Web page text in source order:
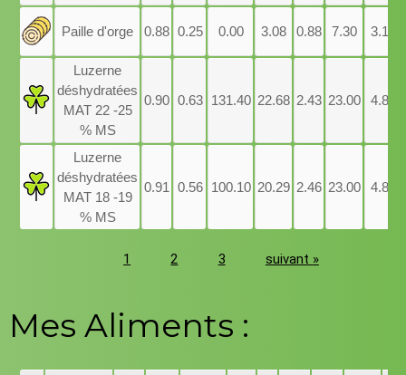
Paille d'orge 0.88 0.25 0.00 3.08 0.88 7.30 3.10
Luzerne
déshydratées
MAT 22 -25
% MS
0.90 0.63 131.40 22.68 2.43 23.00 4.85
Luzerne
déshydratées
MAT 18 -19
% MS
0.91 0.56 100.10 20.29 2.46 23.00 4.85
1 2 3 suivant »
Mes Aliments :